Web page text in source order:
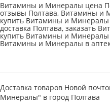
Витамины и Минералы цена
отзывы Полтава, Витамины и
купить Витамины и
доставка Полтава, заказать
купить Витамины и Минералы
Витамины и Минералы в
Доставка товаров Новой
Минералы" в город Полтава